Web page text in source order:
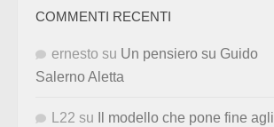
COMMENTI RECENTI
ernesto su Un pensiero su Guido
Salerno Aletta
L22 su
Il modello che pone fine agli